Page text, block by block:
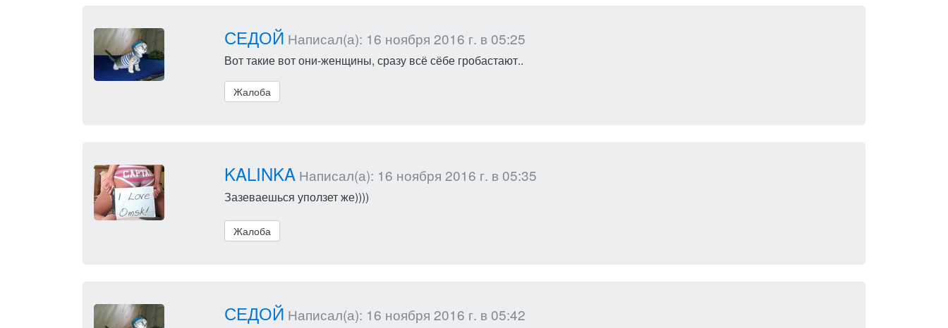
СЕДОЙ Написал(а): 16 ноября 2016 г. в 05:25
Вот такие вот они-женщины, сразу всё сёбе гробастают..
Жалоба
KALINKAНаписал(а): 16 ноября 2016 г. в 05:35
Зазеваешься уползет же))))
Жалоба
СЕДОЙ Написал(а): 16 ноября 2016 г. в 05:42